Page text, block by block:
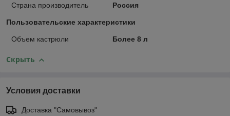
Страна производитель
Россия
Пользовательские характеристики
Объем кастрюли Более 8 л
Скрыть
Условия доставки
Доставка "Самовывоз"